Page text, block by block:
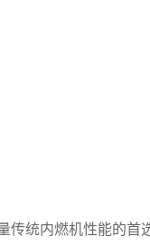
传统内燃机性能的首